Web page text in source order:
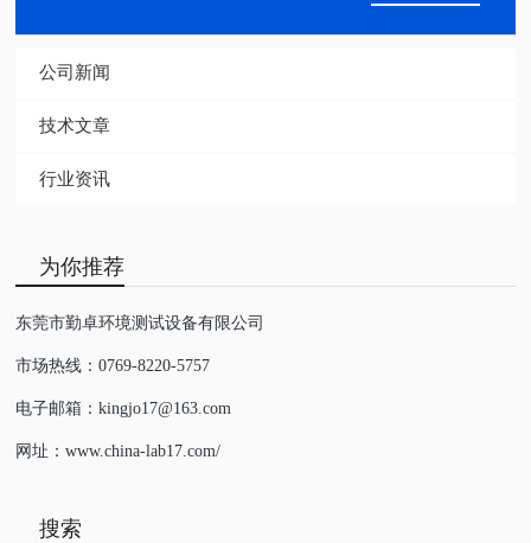
公司新闻
技术文章
行业资讯
为你推荐
东莞市勤卓环境测试设备有限公司
市场热线：0769-8220-5757
电子邮箱：kingjo17@163.com
网址：www.china-lab17.com/
搜索